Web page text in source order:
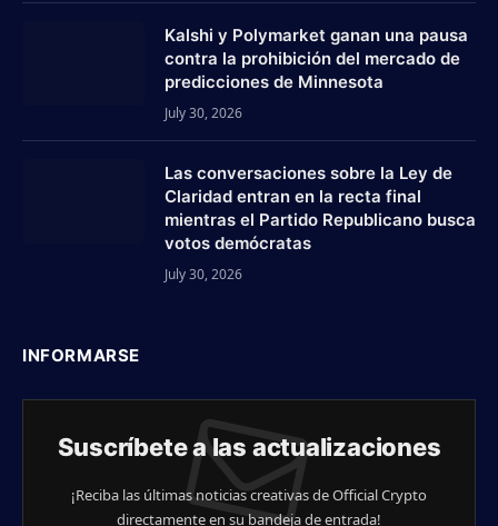
Kalshi y Polymarket ganan una pausa
contra la prohibición del mercado de
predicciones de Minnesota
July 30, 2026
Las conversaciones sobre la Ley de
Claridad entran en la recta final
mientras el Partido Republicano busca
votos demócratas
July 30, 2026
INFORMARSE
Suscríbete a las actualizaciones
¡Reciba las últimas noticias creativas de Official Crypto
directamente en su bandeja de entrada!